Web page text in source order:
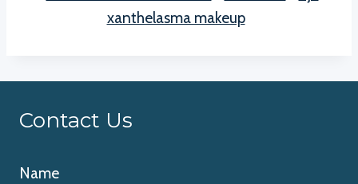
xanthelasma makeup
Contact Us
Name